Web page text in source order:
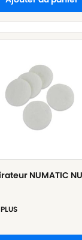
NUMATIC